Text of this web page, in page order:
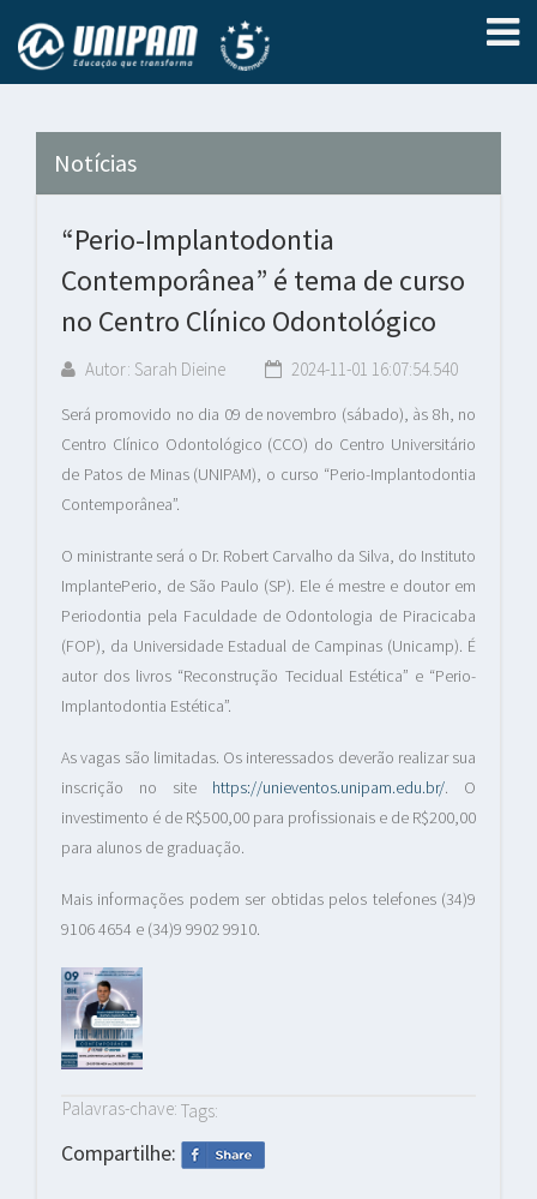
Notícias
“Perio-Implantodontia
Contemporânea” é tema de curso
no Centro Clínico Odontológico
Autor: Sarah Dieine 2024-11-01 16:07:54.540
Será promovido no dia 09 de novembro (sábado), às 8h, no
Centro Clínico Odontológico (CCO) do Centro Universitário
de Patos de Minas (UNIPAM), o curso “Perio-Implantodontia
Contemporânea”.
O ministrante será o Dr. Robert Carvalho da Silva, do Instituto
ImplantePerio, de São Paulo (SP). Ele é mestre e doutor em
Periodontia pela Faculdade de Odontologia de Piracicaba
(FOP), da Universidade Estadual de Campinas (Unicamp). É
autor dos livros “Reconstrução Tecidual Estética” e “Perio-
Implantodontia Estética”.
As vagas são limitadas. Os interessados deverão realizar sua
inscrição no site https://unieventos.unipam.edu.br/. O
investimento é de R$500,00 para profissionais e de R$200,00
para alunos de graduação.
Mais informações podem ser obtidas pelos telefones (34)9
9106 4654 e (34)9 9902 9910.
Palavras-chave: Tags:
Compartilhe: